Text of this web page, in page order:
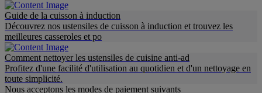
Guide de la cuisson à induction
Découvrez nos ustensiles de cuisson à induction et trouvez les
meilleures casseroles et po
Comment nettoyer les ustensiles de cuisine anti-ad
Profitez d'une facilité d'utilisation au quotidien et d'un nettoyage en
toute simplicité.
Nous acceptons les modes de paiement suivants